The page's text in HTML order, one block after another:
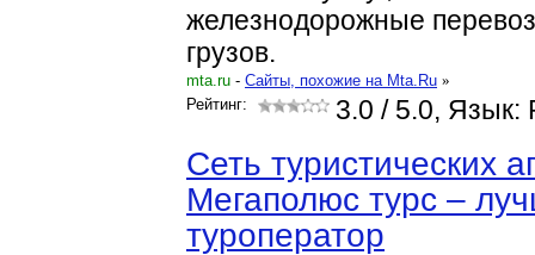
железнодорожные
грузов.
mta.ru - Cайты, похожие на Mta.Ru »
Рейтинг:
3.0 / 5.0, Язык:
Сеть туристических
Мегаполюс турс –
туроператор